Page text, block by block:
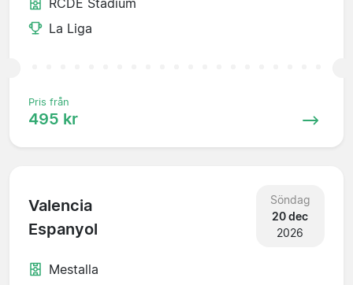
La Liga
Pris från
495 kr
Valencia
Espanyol
Söndag
20 dec
2026
Mestalla